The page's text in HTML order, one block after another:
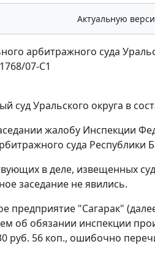
Актуальную
арбитражного суда
07-С1
суд Уральского округа в
жалобу Инспекции
суда Республики
в деле, извещенных
заседание не явились.
предприятие "Сагарак"
об обязании инспекции
руб. 56 коп., ошибочно